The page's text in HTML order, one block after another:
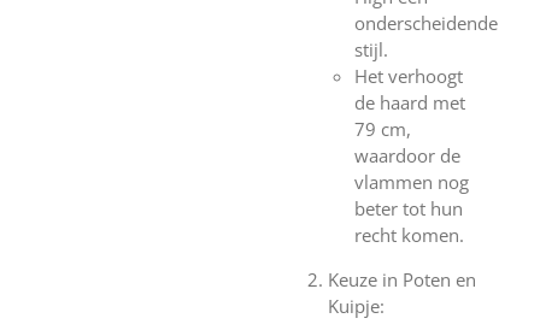
onderscheidende
stijl.
Het verhoogt
de haard met
79 cm,
waardoor de
vlammen nog
beter tot hun
recht komen.
Keuze in Poten en
Kuipje: